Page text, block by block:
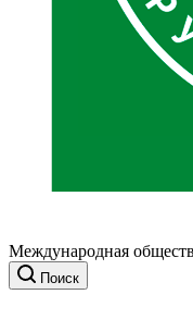
Международная
Поиск